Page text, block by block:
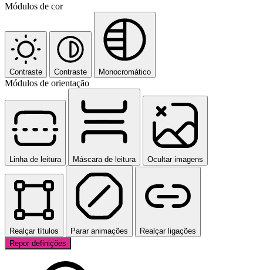
Módulos de cor
Contraste Contraste Monocromático
Módulos de orientação
Linha de leitura Máscara de leitura Ocultar imagens
Realçar títulos Parar animações
Realçar ligações
Repor definições